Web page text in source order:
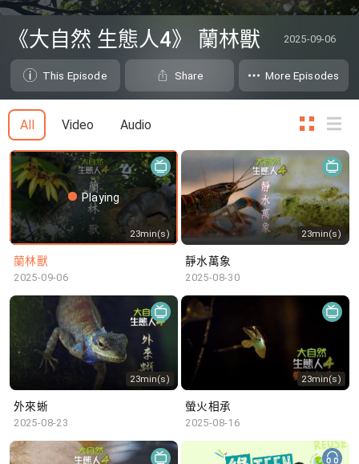
seconds
seconds
《大自然 生態人4》 蘭林獸 2025-09-06
This Episode Share More Episodes
All Video Audio
Playing
23min(s)
蘭林獸
2025-09-06
23min(s)
靜水萬象
2025-08-30
23min(s)
外來蜥
2025-08-23
23min(s)
螢火相承
2025-08-16